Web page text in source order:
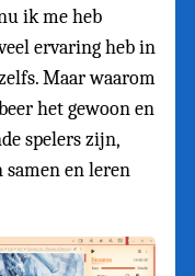
ik me heb
ervaring heb in
Maar waarom
het gewoon en
spelers zijn,
en leren